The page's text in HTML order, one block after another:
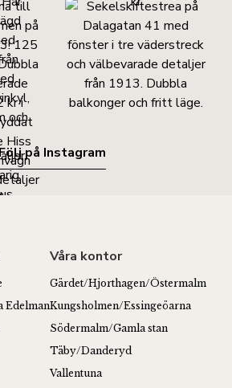
på Instagram
Edelman
Våra kontor
Gärdet/Hjorthagen/Östermalm
Kungsholmen/Essingeöarna
Södermalm/Gamla stan
Täby/Danderyd
Vallentuna